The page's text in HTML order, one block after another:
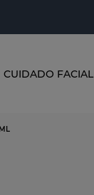
CUIDADO FACIAL